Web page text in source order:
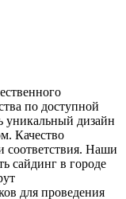
по доступной
уникальный дизайн
Качество
соответствия. Наши
сайдинг в городе
для проведения